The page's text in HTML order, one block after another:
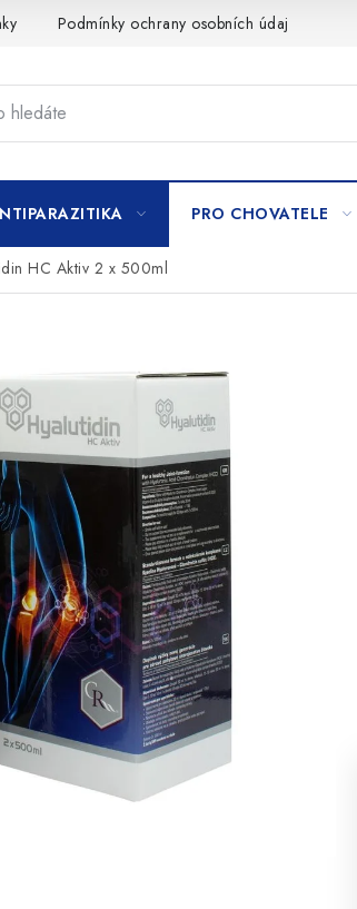
Podmínky ochrany osobních údajů
PRO CHOVATELE
HC Aktiv 2 x 500ml